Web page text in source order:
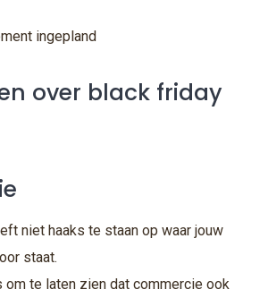
ingepland
over black friday
niet haaks te staan op waar jouw
staat.
om te laten zien dat commercie ook